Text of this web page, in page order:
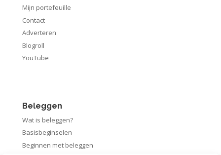
Mijn portefeuille
Contact
Adverteren
Blogroll
YouTube
Beleggen
Wat is beleggen?
Basisbeginselen
Beginnen met beleggen